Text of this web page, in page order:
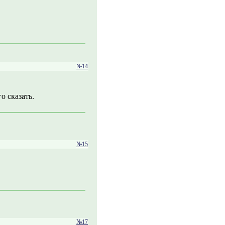
№14
сказать.
№15
№17